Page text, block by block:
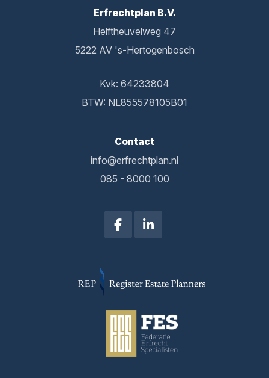
Erfrechtplan B.V.
Helftheuvelweg 47
5222 AV 's-Hertogenbosch
Kvk: 64233804
BTW: NL855578105B01
Contact
info@erfrechtplan.nl
085 - 8000 100